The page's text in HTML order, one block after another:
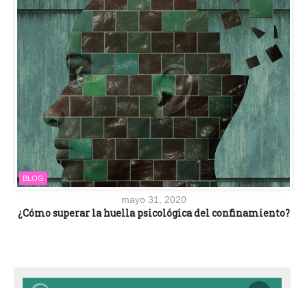
BLOG
mayo 31, 2020
¿Cómo superar la huella psicológica del confinamiento?